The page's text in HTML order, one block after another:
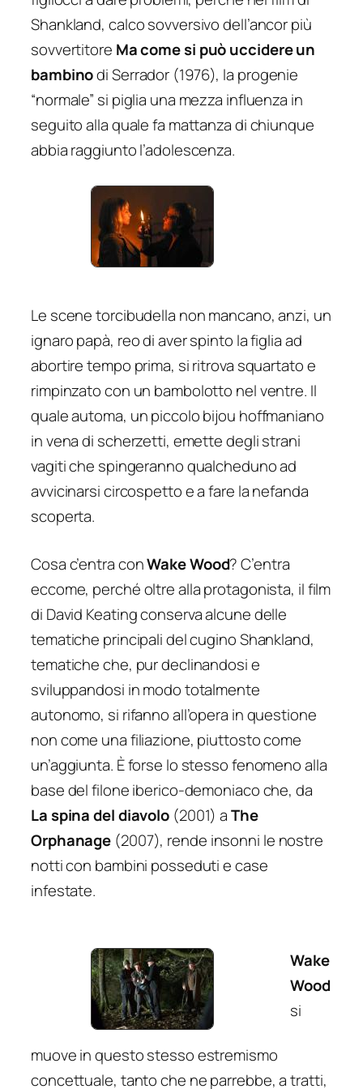
Shankland, calco sovversivo dell’ancor più
sovvertitore Ma come si può uccidere un
bambinodi Serrador (1976), la progenie
“normale” si piglia una mezza influenza in
seguito alla quale fa mattanza di chiunque
abbia raggiunto l’adolescenza.
Le scene torcibudella non mancano, anzi, un
ignaro papà, reo di aver spinto la figlia ad
abortire tempo prima, si ritrova squartato e
rimpinzato con un bambolotto nel ventre. Il
quale automa, un piccolo bijou hoffmaniano
in vena di scherzetti, emette degli strani
vagiti che spingeranno qualcheduno ad
avvicinarsi circospetto e a fare la nefanda
scoperta.
Cosa c’entra conWake Wood? C’entra
eccome, perché oltre alla protagonista, il film
di David Keating conserva alcune delle
tematiche principali del cugino Shankland,
tematiche che, pur declinandosi e
sviluppandosi in modo totalmente
autonomo, si rifanno all’opera in questione
non come una filiazione, piuttosto come
un’aggiunta. È forse lo stesso fenomeno alla
base del filone iberico-demoniaco che, da
La spina del diavolo (2001) aThe
Orphanage (2007), rende insonni le nostre
notti con bambini posseduti e case
infestate.
Wake
Wood
si
muove in questo stesso estremismo
concettuale, tanto che ne parrebbe, a tratti,